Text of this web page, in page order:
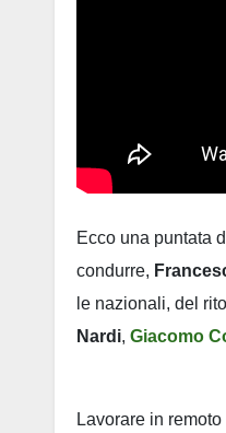
Ecco una puntata
condurre,
le nazionali, del
Nardi, Giacomo
Lavorare in